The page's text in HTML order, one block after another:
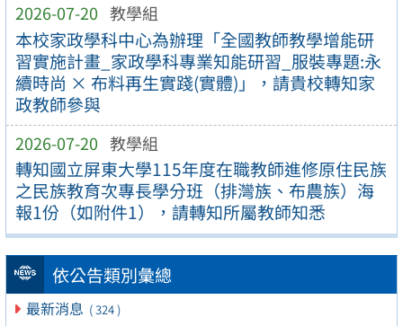
2026-07-20 教學組
本校家政學科中心為辦理「全國教師教學增能研
習實施計畫_家政學科專業知能研習_服裝專題:永
續時尚 × 布料再生實踐(實體)」，請貴校轉知家
政教師參與
2026-07-20 教學組
轉知國立屏東大學115年度在職教師進修原住民族
之民族教育次專長學分班（排灣族、布農族）海
報1份（如附件1），請轉知所屬教師知悉
依公告類別彙總
最新消息 ( 324 )